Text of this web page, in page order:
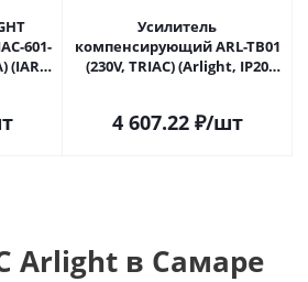
601-
(IARL,
Усилитель
компенсирующий ARL-TB01
(230V, TRIAC) (Arlight, IP20
4 607.22₽/шт
Arlight в Самаре